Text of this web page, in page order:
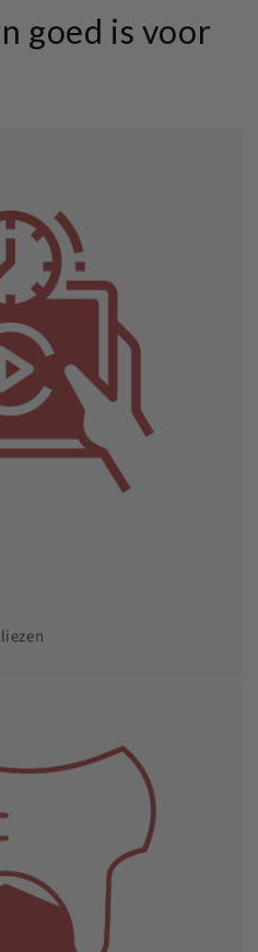
goed is voor